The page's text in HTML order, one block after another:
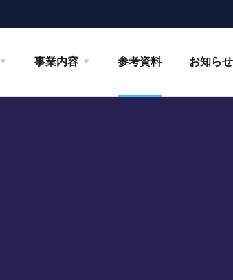
事業内容 参考資料 お知らせ